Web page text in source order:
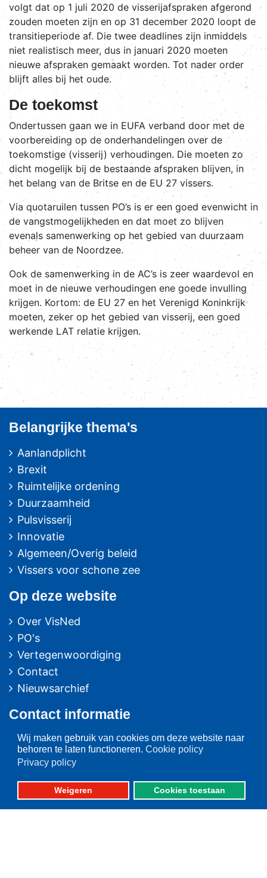
Wij maken gebruik van cookies om deze website naar
behoren te laten functioneren. Cookie policy
Privacy policy
Weigeren Cookies toestaan
volgt dat op 1 juli 2020 de visserijafspraken afgerond
zouden moeten zijn en op 31 december 2020 loopt de
transitieperiode af. Die twee deadlines zijn inmiddels
niet realistisch meer, dus in januari 2020 moeten
nieuwe afspraken gemaakt worden. Tot nader order
blijft alles bij het oude.
De toekomst
Ondertussen gaan we in EUFA verband door met de
voorbereiding op de onderhandelingen over de
toekomstige (visserij) verhoudingen. Die moeten zo
dicht mogelijk bij de bestaande afspraken blijven, in
het belang van de Britse en de EU 27 vissers.
Via quotaruilen tussen PO’s is er een goed evenwicht in
de vangstmogelijkheden en dat moet zo blijven
evenals samenwerking op het gebied van duurzaam
beheer van de Noordzee.
Ook de samenwerking in de AC’s is zeer waardevol en
moet in de nieuwe verhoudingen ene goede invulling
krijgen. Kortom: de EU 27 en het Verenigd Koninkrijk
moeten, zeker op het gebied van visserij, een goed
werkende LAT relatie krijgen.
Belangrijke thema's
Aanlandplicht
Brexit
Ruimtelijke ordening
Duurzaamheid
Pulsvisserij
Innovatie
Algemeen/Overig beleid
Vissers voor schone zee
Op deze website
Over VisNed
PO's
Vertegenwoordiging
Contact
Nieuwsarchief
Contact informatie
Postbus 59
8320 AB URK
Bezoekadres:
Vlaak 12 URK